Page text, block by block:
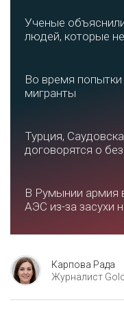
Ученые
людей, которые
Во время
мигранты
Турция,
договорятся о
В Румынии армия
АЭС из-за засухи
Карпова Рада
Журналист